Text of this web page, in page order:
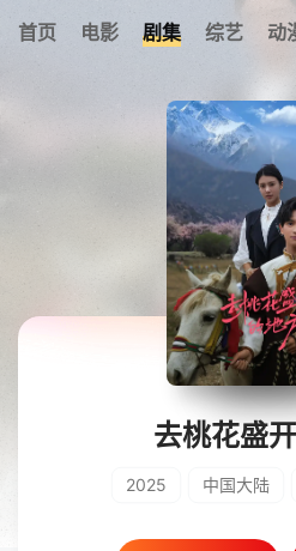
首页 电影 剧集 综艺 动
暂无观看影片的
去桃花盛
2025 中国大陆